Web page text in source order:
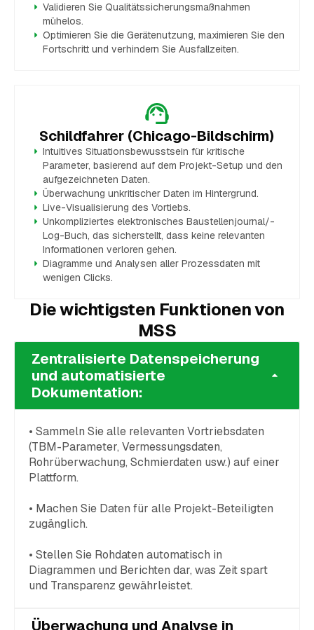
Validieren Sie Qualitätssicherungsmaßnahmen
mühelos.
Optimieren Sie die Gerätenutzung, maximieren Sie den
Fortschritt und verhindern Sie Ausfallzeiten.
Schildfahrer (Chicago-Bildschirm)
Intuitives Situationsbewusstsein für kritische
Parameter, basierend auf dem Projekt-Setup und den
aufgezeichneten Daten.
Überwachung unkritischer Daten im Hintergrund.
Live-Visualisierung des Vortiebs.
Unkompliziertes elektronisches Baustellenjournal/-
Log-Buch, das sicherstellt, dass keine relevanten
Informationen verloren gehen.
Diagramme und Analysen aller Prozessdaten mit
wenigen Clicks.
Die wichtigsten Funktionen von
MSS
Zentralisierte Datenspeicherung
und automatisierte
Dokumentation:
• Sammeln Sie alle relevanten Vortriebsdaten
(TBM-Parameter, Vermessungsdaten,
Rohrüberwachung, Schmierdaten usw.) auf einer
Plattform.
• Machen Sie Daten für alle Projekt-Beteiligten
zugänglich.
• Stellen Sie Rohdaten automatisch in
Diagrammen und Berichten dar, was Zeit spart
und Transparenz gewährleistet.
Überwachung und Analyse in